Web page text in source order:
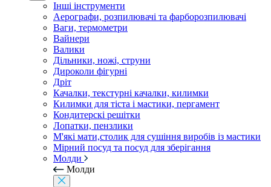
Інші інструменти
Аерографи, розпилювачі та фарборозпилювачі
Ваги, термометри
Вайнери
Валики
Дільники, ножі, струни
Дироколи фігурні
Дріт
Качалки, текстурні качалки, килимки
Килимки для тіста і мастики, пергамент
Кондитерскі решітки
Лопатки, пензлики
М'які мати,столик для сушіння виробів із мастики
Мірний посуд та посуд для зберігання
Молди
Молди